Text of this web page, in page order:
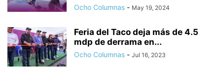
Ocho Columnas - May 19, 2024
Feria del Taco deja más de 4.5
mdp de derrama en...
Ocho Columnas - Jul 16, 2023